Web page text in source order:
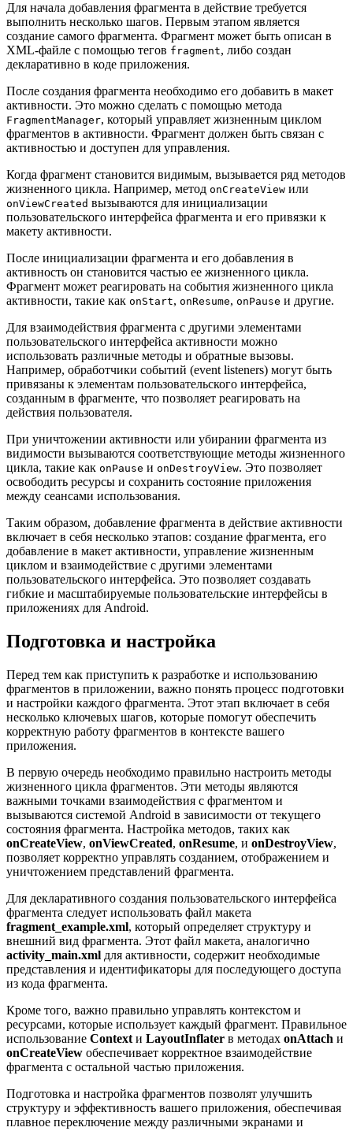
Для начала добавления фрагмента в действие требуется
выполнить несколько шагов. Первым этапом является
создание самого фрагмента. Фрагмент может быть описан в
XML-файле с помощью тегов fragment, либо создан
декларативно в коде приложения.
После создания фрагмента необходимо его добавить в макет
активности. Это можно сделать с помощью метода
FragmentManager, который управляет жизненным циклом
фрагментов в активности. Фрагмент должен быть связан с
активностью и доступен для управления.
Когда фрагмент становится видимым, вызывается ряд методов
жизненного цикла. Например, метод onCreateView или
onViewCreated вызываются для инициализации
пользовательского интерфейса фрагмента и его привязки к
макету активности.
После инициализации фрагмента и его добавления в
активность он становится частью ее жизненного цикла.
Фрагмент может реагировать на события жизненного цикла
активности, такие как onStart, onResume, onPause и другие.
Для взаимодействия фрагмента с другими элементами
пользовательского интерфейса активности можно
использовать различные методы и обратные вызовы.
Например, обработчики событий (event listeners) могут быть
привязаны к элементам пользовательского интерфейса,
созданным в фрагменте, что позволяет реагировать на
действия пользователя.
При уничтожении активности или убирании фрагмента из
видимости вызываются соответствующие методы жизненного
цикла, такие как onPause и onDestroyView. Это позволяет
освободить ресурсы и сохранить состояние приложения
между сеансами использования.
Таким образом, добавление фрагмента в действие активности
включает в себя несколько этапов: создание фрагмента, его
добавление в макет активности, управление жизненным
циклом и взаимодействие с другими элементами
пользовательского интерфейса. Это позволяет создавать
гибкие и масштабируемые пользовательские интерфейсы в
приложениях для Android.
Подготовка и настройка
Перед тем как приступить к разработке и использованию
фрагментов в приложении, важно понять процесс подготовки
и настройки каждого фрагмента. Этот этап включает в себя
несколько ключевых шагов, которые помогут обеспечить
корректную работу фрагментов в контексте вашего
приложения.
В первую очередь необходимо правильно настроить методы
жизненного цикла фрагментов. Эти методы являются
важными точками взаимодействия с фрагментом и
вызываются системой Android в зависимости от текущего
состояния фрагмента. Настройка методов, таких как
onCreateView, onViewCreated, onResume, и onDestroyView,
позволяет корректно управлять созданием, отображением и
уничтожением представлений фрагмента.
Для декларативного создания пользовательского интерфейса
фрагмента следует использовать файл макета
fragment_example.xml, который определяет структуру и
внешний вид фрагмента. Этот файл макета, аналогично
activity_main.xml для активности, содержит необходимые
представления и идентификаторы для последующего доступа
из кода фрагмента.
Кроме того, важно правильно управлять контекстом и
ресурсами, которые использует каждый фрагмент. Правильное
использование Context и LayoutInflater в методах onAttach и
onCreateView обеспечивает корректное взаимодействие
фрагмента с остальной частью приложения.
Подготовка и настройка фрагментов позволят улучшить
структуру и эффективность вашего приложения, обеспечивая
плавное переключение между различными экранами и